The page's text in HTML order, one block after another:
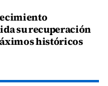
su recuperación
históricos